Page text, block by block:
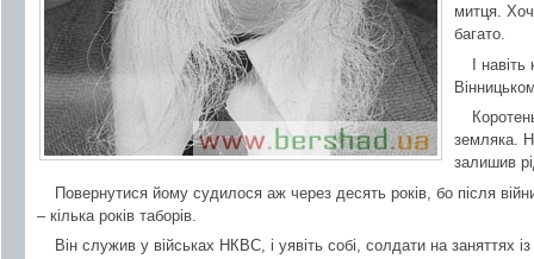
митця.
багато.
І
земляка.
залишив
Повернутися йому судилося аж через десять років, бо після
– кілька років таборів.
Він служив у військах НКВС, і уявіть собі, солдати на заняттях